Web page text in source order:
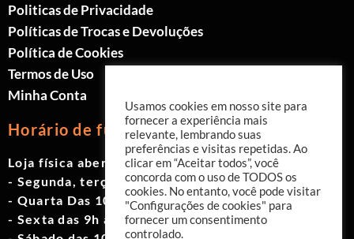
Politicas de Privacidade
Políticas de Trocas e Devoluções
Política de Cookies
Termos de Uso
Minha Conta
Horário de funcionamento
Loja física aberta de Segunda à Sábado.
- Segunda, terça e quinta das 9h às 19h
- Quarta Das 10h às 18h
- Sexta das 9h às 18h
Usamos cookies em nosso site para
fornecer a experiência mais
relevante, lembrando suas
preferências e visitas repetidas. Ao
clicar em “Aceitar todos”, você
concorda com o uso de TODOS os
cookies. No entanto, você pode visitar
"Configurações de cookies" para
fornecer um consentimento
controlado.